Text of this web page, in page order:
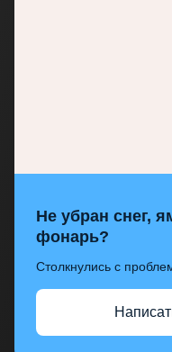
Не убран снег,
фонарь?
Столкнулись с